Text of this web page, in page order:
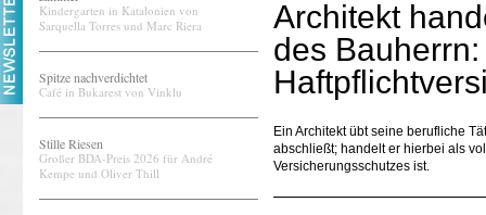
Kindergarten in Katalonien von
Sarquella Torres und Marc Riera
Spitze nachverdichtet
Café in Bukarest von Vinklu
Stille Riesen
Großer BDA-Preis 2026 für André
Kempe und Oliver Thill
Architekt
des Bauherrn:
Ein Architekt übt seine berufliche
abschließt; handelt er hierbei als
Versicherungsschutzes ist.